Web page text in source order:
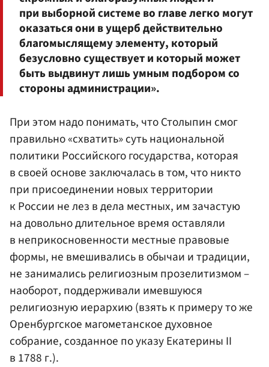
при выборной системе во главе легко могут
оказаться они в ущерб действительно
благомыслящему элементу, который
безусловно существует и который может
быть выдвинут лишь умным подбором со
стороны администрации».
При этом надо понимать, что Столыпин смог
правильно «схватить» суть национальной
политики Российского государства, которая
в своей основе заключалась в том, что никто
при присоединении новых территории
к России не лез в дела местных, им зачастую
на довольно длительное время оставляли
в неприкосновенности местные правовые
формы, не вмешивались в обычаи и традиции,
не занимались религиозным прозелитизмом –
наоборот, поддерживали имевшуюся
религиозную иерархию (взять к примеру то же
Оренбургское магометанское духовное
собрание, созданное по указу Екатерины II
в 1788 г.).